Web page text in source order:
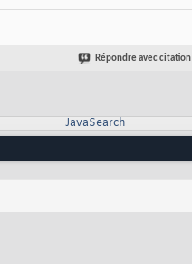
Répondre avec citation
JavaSearch